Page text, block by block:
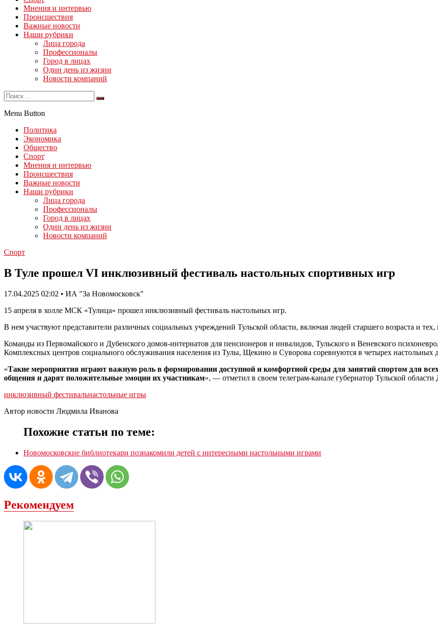
Мнения и интервью
Происшествия
Важные новости
Наши рубрики
Лица города
Профессионалы
Город в лицах
Один день из жизни
Новости компаний
Menu Button
Политика
Экономика
Общество
Спорт
Мнения и интервью
Происшествия
Важные новости
Наши рубрики
Лица города
Профессионалы
Город в лицах
Один день из жизни
Новости компаний
Спорт
В Туле прошел VI инклюзивный фестиваль настольных спортивных игр
17.04.2025 02:02 • ИА "За Новомосковск"
15 апреля в холле МСК «Тулица» прошел инклюзивный фестиваль настольных игр.
В нем участвуют представители различных социальных учреждений Тульской области, включая людей старшего возраста и
Команды из Первомайского и Дубенского домов-интернатов для пенсионеров и инвалидов, Тульского и Веневского
Комплексных центров социального обслуживания населения из Тулы, Щекино и Суворова соревнуются в четырех настольных
«Такие мероприятия играют важную роль в формировании доступной и комфортной среды для занятий спортом для
общения и дарят положительные эмоции их участникам», — отметил в своем телеграм-канале губернатор Тульской
инклюзивный фестивальнастольные игры
Автор новости Людмила Иванова
Похожие статьи по теме:
Новомосковские библиотекари познакомили детей с интересными настольными играми
Рекомендуем